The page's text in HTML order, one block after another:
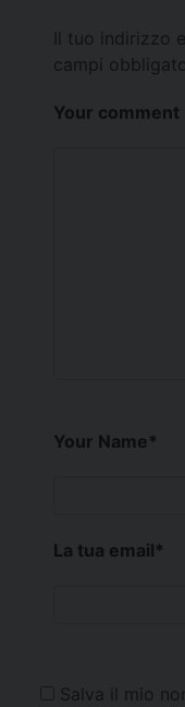
Il tuo indirizzo
campi
Your comment
Your Name*
La tua email*
Salva il mio